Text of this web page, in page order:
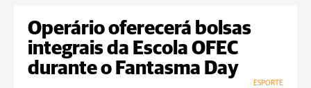
Operário oferecerá bolsas
integrais da Escola OFEC
durante o Fantasma Day
ESPORTE